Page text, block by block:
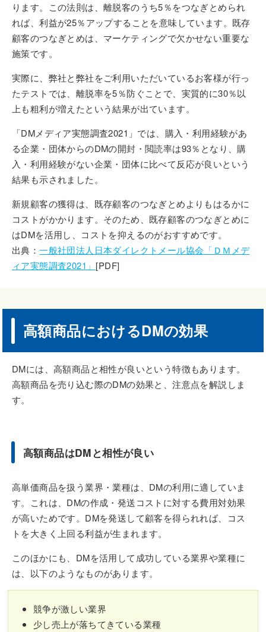
ります。この法則は、離脱客のうち5％をつなぎとめられ
れば、利益が25％アップすることを意味しています。既存
顧客のつなぎとめは、マーケティングで欠かせない重要な
施策です。
実際に、弊社と弊社をご利用いただいているお客様が行っ
たテストでは、離脱率を5％防ぐことで、実質的に30％以
上も粗利が増えたという結果が出ています。
「DMメディア実態調査2021」では、購入・利用経験があ
る企業・団体からのDMの開封・閲読率は93％となり、購
入・利用経験がない企業・団体に比べて反応が良いという
結果も示されました。
新規顧客の獲得は、既存顧客のつなぎとめよりもはるかに
コストがかかります。そのため、既存顧客のつなぎとめに
はDMを活用し、コストを抑えるのがおすすめです。
出典：一般社団法人日本ダイレクトメール協会「ＤＭメデ
ィア実態調査2021」 [PDF]
高額商品におけるDMの効果
DMには、高額商品と相性が良いという特徴もあります。
高額商品を売り込む際のDMの効果と、注意点を解説しま
す。
高額商品はDMと相性が良い
高単価商品を扱う業界・業種は、DMの利用に適していま
す。これは、DMの作成・発送コストに対する費用対効果
が高いためです。DMを発送して顧客を得られれば、コス
トを大きく上回る利益が生まれます。
このほかにも、DMを活用して成功している業界や業種に
は、以下のようなものがあります。
競争が激しい業界
少し売上が落ちてきている業種